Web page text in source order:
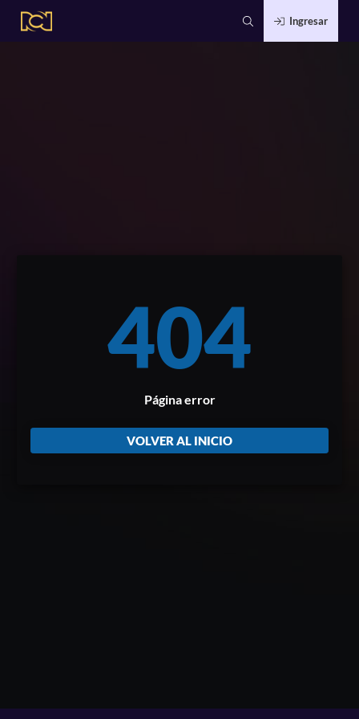
Ingresar
404
Página error
VOLVER AL INICIO